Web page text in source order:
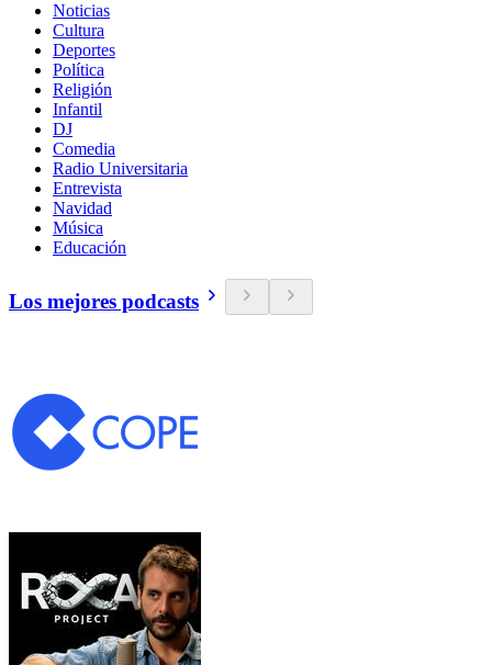
Noticias
Cultura
Deportes
Política
Religión
Infantil
DJ
Comedia
Radio Universitaria
Entrevista
Navidad
Música
Educación
Los mejores podcasts